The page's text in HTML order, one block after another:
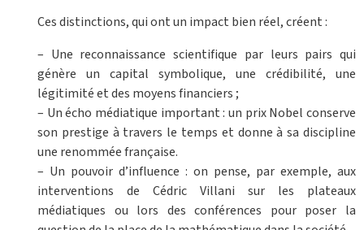
Ces distinctions, qui ont un impact bien réel, créent :
– Une reconnaissance scientifique par leurs pairs qui
génère un capital symbolique, une crédibilité, une
légitimité et des moyens financiers ;
– Un écho médiatique important : un prix Nobel conserve
son prestige à travers le temps et donne à sa discipline
une renommée française.
– Un pouvoir d’influence : on pense, par exemple, aux
interventions de Cédric Villani sur les plateaux
médiatiques ou lors des conférences pour poser la